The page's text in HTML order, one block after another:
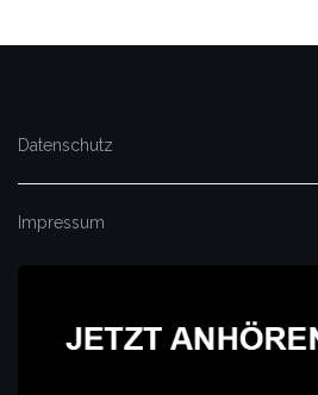
Datenschutz
Impressum